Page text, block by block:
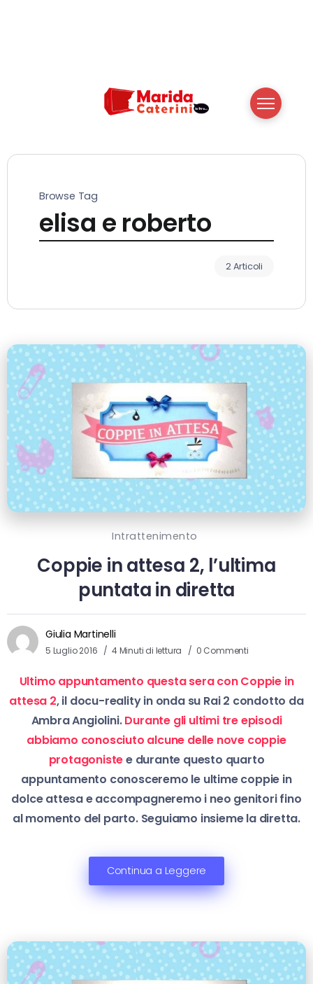
Browse Tag
elisa e roberto
2 Articoli
Intrattenimento
Coppie in attesa 2, l’ultima
puntata in diretta
Giulia Martinelli
5 Luglio 2016 4 Minuti di lettura 0 Commenti
Ultimo appuntamento questa sera con Coppie in
attesa 2, il docu-reality in onda su Rai 2 condotto da
Ambra Angiolini.Durante gli ultimi tre episodi
abbiamo conosciuto alcune delle nove coppie
protagonistee durante questo quarto
appuntamento conosceremo le ultime coppie in
dolce attesa e accompagneremo i neo genitori fino
al momento del parto. Seguiamo insieme la diretta.
Continua a Leggere